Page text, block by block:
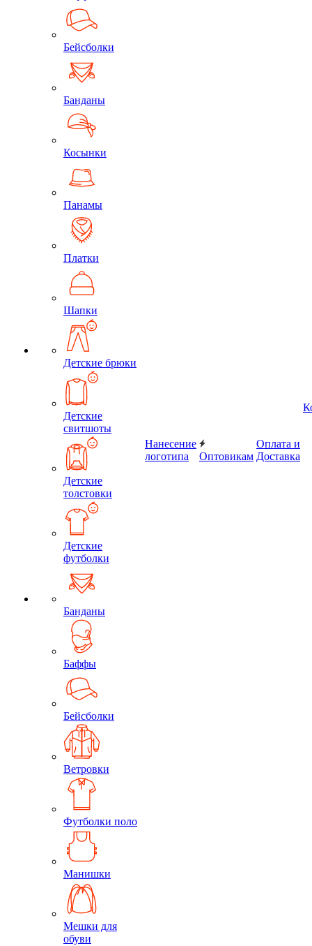
Бейсболки
Банданы
Косынки
Панамы
Платки
Шапки
Детские брюки
Детские
свитшоты
Детские
толстовки
Детские
футболки
Банданы
Баффы
Бейсболки
Ветровки
Футболки поло
Манишки
Мешки для
обуви
Нанесение
логотипа
Оптовикам
Оплата и
Доставка